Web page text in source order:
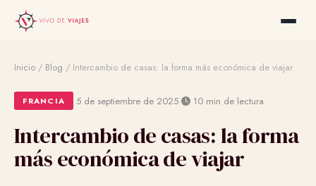
Inicio / Blog / Intercambio de casas: la forma más económica de viajar
FRANCIA 5 de septiembre de 2025· 10 min de lectura
Intercambio de casas: la forma
más económica de viajar